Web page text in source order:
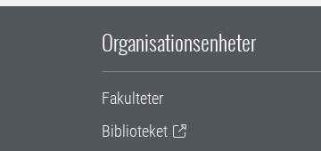
Organisationsenheter
Fakulteter
Biblioteket